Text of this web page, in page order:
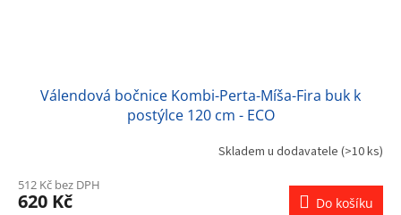
Válendová bočnice Kombi-Perta-Míša-Fira buk k
postýlce 120 cm - ECO
Skladem u dodavatele (>10 ks)
512 Kč bez DPH
620 Kč Do košíku